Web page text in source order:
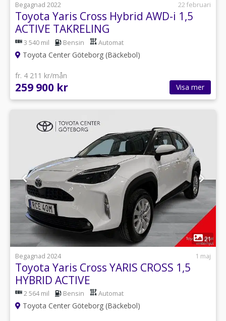
Begagnad 2022
22 februari
Toyota Yaris Cross Hybrid AWD-i 1,5
ACTIVE TAKRELING
3 540 mil Bensin Automat
Toyota Center Göteborg (Bäckebol)
fr. 4 211 kr/mån
259 900 kr Visa mer
21
Begagnad 2024
1 maj
Toyota Yaris Cross YARIS CROSS 1,5
HYBRID ACTIVE
2 564 mil Bensin Automat
Toyota Center Göteborg (Bäckebol)